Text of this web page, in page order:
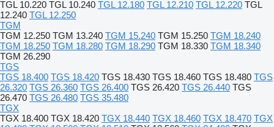
TGL 10.220 TGL 10.240 TGL 12.180 TGL 12.210 TGL 12.220 TGL
12.240 TGL 12.250
TGM
TGM 12.250 TGM 13.240 TGM 15.240 TGM 15.250 TGM 18.240
TGM 18.250 TGM 18.280 TGM 18.290 TGM 18.330 TGM 18.340
TGM 26.290
TGS
TGS 18.400 TGS 18.420 TGS 18.430 TGS 18.460 TGS 18.480 TGS
26.320 TGS 26.360 TGS 26.400 TGS 26.420 TGS 26.440 TGS
26.470 TGS 26.480 TGS 35.480
TGX
TGX 18.400 TGX 18.420 TGX 18.440 TGX 18.460 TGX 18.470 TGX